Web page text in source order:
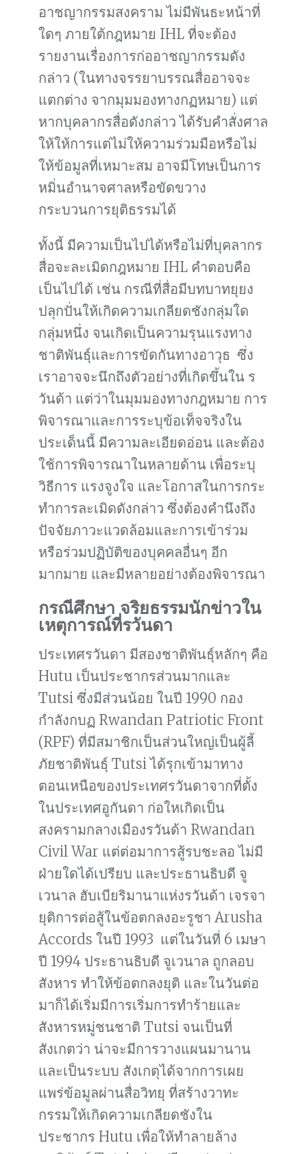
อาชญากรรมสงคราม ไม่มีพันธะหน้าที่
ใดๆ ภายใต้กฎหมาย IHL ที่จะต้อง
รายงานเรื่องการก่ออาชญากรรมดัง
กล่าว (ในทางจรรยาบรรณสื่ออาจจะ
แตกต่าง จากมุมมองทางกฏหมาย) แต่
หากบุคลากรสื่อดังกล่าว ได้รับคำสั่งศาล
ให้ให้การแต่ไม่ให้ความร่วมมือหรือไม่
ให้ข้อมูลที่เหมาะสม อาจมีโทษเป็นการ
หมิ่นอำนาจศาลหรือขัดขวาง
กระบวนการยุติธรรมได้
ทั้งนี้ มีความเป็นไปได้หรือไม่ที่บุคลากร
สื่อจะละเมิดกฎหมาย IHL คำตอบคือ
เป็นไปได้ เช่น กรณีที่สื่อมีบทบาทยุยง
ปลุกปั่นให้เกิดความเกลียดชังกลุ่มใด
กลุ่มหนึ่ง จนเกิดเป็นความรุนแรงทาง
ชาติพันธุ์และการขัดกันทางอาวุธ ซึ่ง
เราอาจจะนึกถึงตัวอย่างที่เกิดขึ้นใน ร
วันด้า แต่ว่าในมุมมองทางกฎหมาย การ
พิจารณาและการระบุข้อเท็จจริงใน
ประเด็นนี้ มีความละเอียดอ่อน และต้อง
ใช้การพิจารณาในหลายด้าน เพื่อระบุ
วิธีการ แรงจูงใจ และโอกาสในการกระ
ทำการละเมิดดังกล่าว ซึ่งต้องคำนึงถึง
ปัจจัยภาวะแวดล้อมและการเข้าร่วม
หรือร่วมปฏิบัติของบุคคลอื่นๆ อีก
มากมาย และมีหลายอย่างต้องพิจารณา
กรณีศึกษา จริยธรรมนักข่าวใน
เหตุการณ์ที่รวันดา
ประเทศรวันดา มีสองชาติพันธุ์หลักๆ คือ
Hutu เป็นประชากรส่วนมากและ
Tutsi ซึ่งมีส่วนน้อย ในปี 1990 กอง
กำลังกบฏ Rwandan Patriotic Front
(RPF) ที่มีสมาชิกเป็นส่วนใหญ่เป็นผู้ลี้
ภัยชาติพันธุ์ Tutsi ได้รุกเข้ามาทาง
ตอนเหนือของประเทศรวันดาจากที่ตั้ง
ในประเทศอูกันดา ก่อใหเกิดเป็น
สงครามกลางเมืองรวันด้า Rwandan
Civil War แต่ต่อมาการสู้รบชะลอ ไม่มี
ฝ่ายใดได้เปรียบ และประธานธิบดี จู
เวนาล ฮับเบียริมานาแห่งรวันด้า เจรจา
ยุติการต่อสู้ในข้อตกลงอะรูชา Arusha
Accords ในปี 1993 แต่ในวันที่ 6 เมษา
ปี 1994 ประธานธิบดี จูเวนาล ถูกลอบ
สังหาร ทำให้ข้อตกลงยุติ และในวันต่อ
มาก็ได้เริ่มมีการเริ่มการทำร้ายและ
สังหารหมู่ชนชาติ Tutsi จนเป็นที่
สังเกตว่า น่าจะมีการวางแผนมานาน
และเป็นระบบ สังเกตุได้จากการเผย
แพร่ข้อมูลผ่านสื่อวิทยุ ที่สร้างวาทะ
กรรมให้เกิดความเกลียดชังใน
ประชากร Hutu เพื่อให้ทำลายล้าง